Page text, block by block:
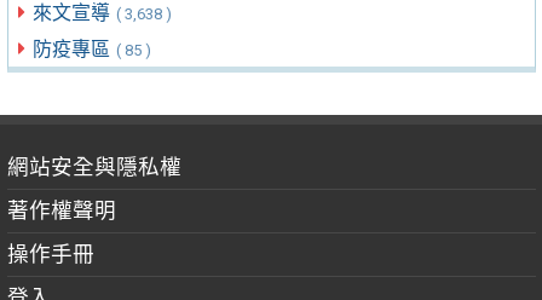
來文宣導 ( 3,638 )
防疫專區 ( 85 )
網站安全與隱私權
著作權聲明
操作手冊